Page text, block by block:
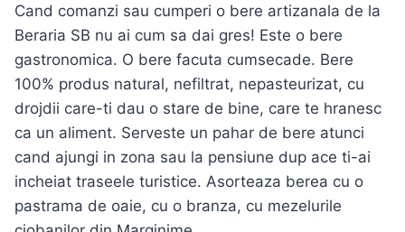
Cand comanzi sau cumperi o bere artizanala de la
Beraria SB nu ai cum sa dai gres! Este o bere
gastronomica. O bere facuta cumsecade. Bere
100% produs natural, nefiltrat, nepasteurizat, cu
drojdii care-ti dau o stare de bine, care te hranesc
ca un aliment. Serveste un pahar de bere atunci
cand ajungi in zona sau la pensiune dup ace ti-ai
incheiat traseele turistice. Asorteaza berea cu o
pastrama de oaie, cu o branza, cu mezelurile